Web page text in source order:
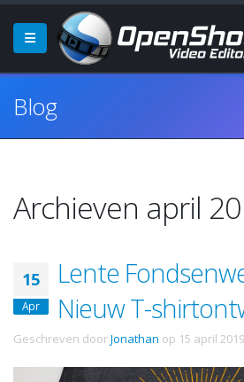
Blog
Archieven april
15
Apr
Lente
Nieuw T-
Geschreven doorJonathan op 15 april 2019